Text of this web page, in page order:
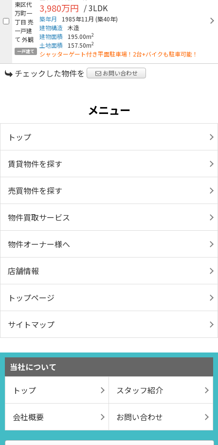
一戸建て
3,980万円 / 3LDK
築年月 1985年11月 (築40年)
建物構造 木造
建物面積
195.00m2
土地面積 157.50m2
シャッターゲート付き平面駐車場！2台+バイクも駐車可能！
チェックした物件を お問い合わせ
メニュー
トップ
賃貸物件を探す
売買物件を探す
物件買取サービス
物件オーナー様へ
店舗情報
トップページ
サイトマップ
当社について
トップ
スタッフ紹介
会社概要 お問い合わせ